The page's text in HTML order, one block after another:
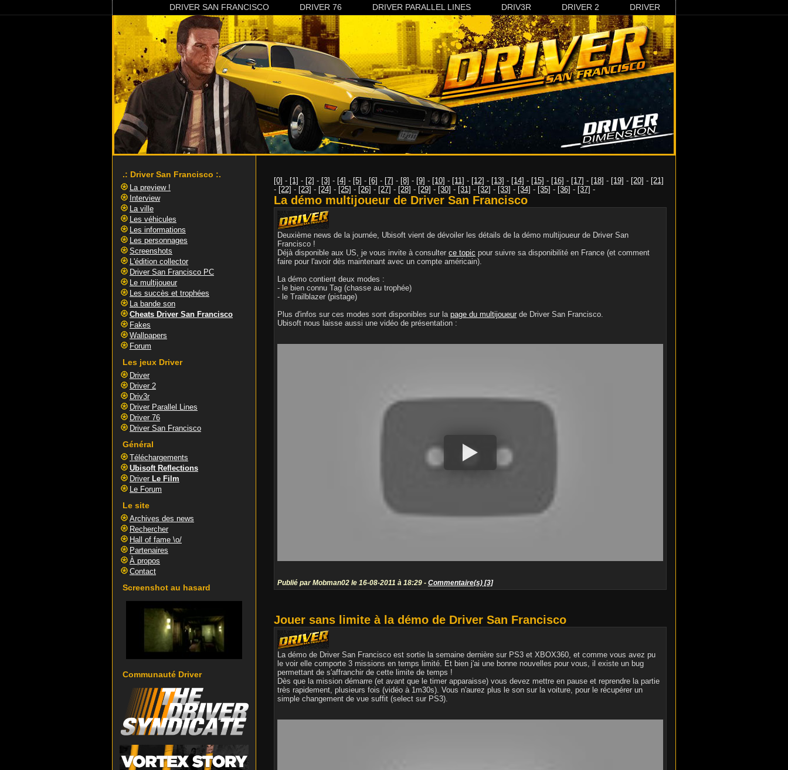
DRIVER
DRIVER 2
DRIV3R
DRIVER PARALLEL LINES
DRIVER 76
DRIVER SAN FRANCISCO
[0] - [1] - [2] - [3] - [4] - [5] - [6] - [7] - [8] - [9] - [10] - [11] - [12] - [13] - [14] - [15] - [16] - [17] - [18] - [19] - [20] - [21]
- [22] - [23] - [24] - [25] - [26] - [27] - [28] - [29] - [30] - [31] - [32] - [33] - [34] - [35] - [36] - [37] -
La démo multijoueur de Driver San Francisco
Deuxième news de la journée, Ubisoft vient de dévoiler les détails de la démo multijoueur de Driver San
Francisco !
Déjà disponible aux US, je vous invite à consulter ce topic pour suivre sa disponibilité en France (et comment
faire pour l'avoir dès maintenant avec un compte américain).
La démo contient deux modes :
- le bien connu Tag (chasse au trophée)
- le Trailblazer (pistage)
Plus d'infos sur ces modes sont disponibles sur la page du multijoueur de Driver San Francisco.
Ubisoft nous laisse aussi une vidéo de présentation :
Publié par Mobman02 le 16-08-2011 à 18:29 - Commentaire(s) [3]
Jouer sans limite à la démo de Driver San Francisco
La démo de Driver San Francisco est sortie la semaine dernière sur PS3 et XBOX360, et comme vous avez pu
le voir elle comporte 3 missions en temps limité. Et bien j'ai une bonne nouvelles pour vous, il existe un bug
permettant de s'affranchir de cette limite de temps !
Dès que la mission démarre (et avant que le timer apparaisse) vous devez mettre en pause et reprendre la partie
très rapidement, plusieurs fois (vidéo à 1m30s). Vous n'aurez plus le son sur la voiture, pour le récupérer un
simple changement de vue suffit (select sur PS3).
.: Driver San Francisco :.
La preview !
Interview
La ville
Les véhicules
Les informations
Les personnages
Screenshots
L'édition collector
Driver San Francisco PC
Le multijoueur
Les succès et trophées
La bande son
Cheats Driver San Francisco
Fakes
Wallpapers
Forum
Les jeux Driver
Driver
Driver 2
Driv3r
Driver Parallel Lines
Driver 76
Driver San Francisco
Général
Téléchargements
Ubisoft Reflections
Driver Le Film
Le Forum
Le site
Archives des news
Rechercher
Hall of fame \o/
Partenaires
À propos
Contact
Screenshot au hasard
Communauté Driver